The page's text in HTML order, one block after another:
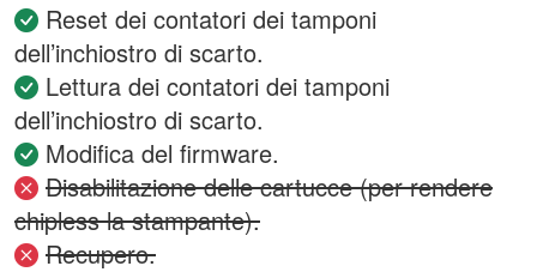
Reset dei contatori dei tamponi
dell’inchiostro di scarto.
Lettura dei contatori dei tamponi
dell’inchiostro di scarto.
Modifica del firmware.
Disabilitazione delle cartucce (per rendere
chipless la stampante).
Recupero.